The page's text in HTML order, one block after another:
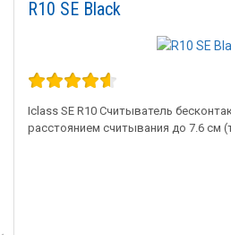
R10 SE Black
Iclass SE R10 Считыватель
расстоянием считывания до 7.6 см